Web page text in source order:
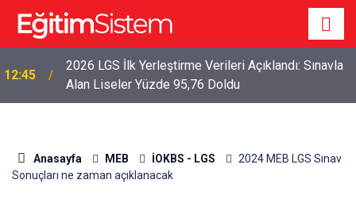
12:45
2026 LGS İlk Yerleştirme Verileri Açıklandı: Sınavla
Alan Liseler Yüzde 95,76 Doldu
Anasayfa MEB İOKBS - LGS
2024 MEB LGS Sınav
Sonuçları ne zaman açıklanacak